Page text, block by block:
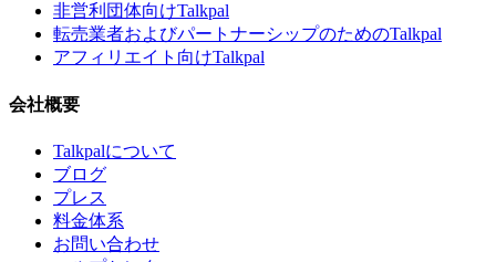
非営利団体向けTalkpal
転売業者およびパートナーシップのためのTalkpal
アフィリエイト向けTalkpal
会社概要
Talkpalについて
ブログ
プレス
料金体系
お問い合わせ